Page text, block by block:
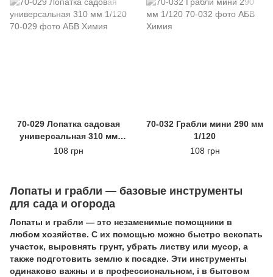
70-029 Лопатка садовая
универсальная 310 мм
1/120
108 грн
70-032 Грабли мини 290 мм
1/120
108 грн
Лопаты и грабли — базовые инструменты
для сада и огорода
Лопаты и грабли — это незаменимые помощники в
любом хозяйстве. С их помощью можно быстро вскопать
участок, выровнять грунт, убрать листву или мусор, а
также подготовить землю к посадке. Эти инструменты
одинаково важны и в профессиональном, і в бытовом